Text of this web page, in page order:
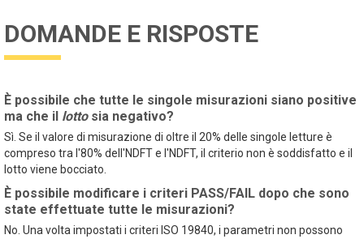
DOMANDE E RISPOSTE
È possibile che tutte le singole misurazioni siano positive
ma che il lottosia negativo?
Sì. Se il valore di misurazione di oltre il 20% delle singole letture è
compreso tra l'80% dell'NDFT e l'NDFT, il criterio non è soddisfatto e il
lotto viene bocciato.
È possibile modificare i criteri PASS/FAIL dopo che sono
state effettuate tutte le misurazioni?
No. Una volta impostati i criteri ISO 19840, i parametri non possono